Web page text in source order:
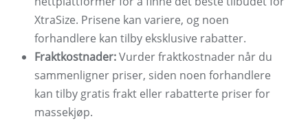
XtraSize. Prisene kan variere, og noen
forhandlere kan tilby eksklusive rabatter.
Fraktkostnader:Vurder fraktkostnader når du
sammenligner priser, siden noen forhandlere
kan tilby gratis frakt eller rabatterte priser for
massekjøp.